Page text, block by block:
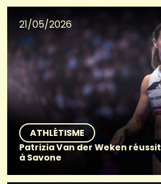
21/05/2026
ATHLÉTISME
Patrizia Van der Weken
à Savone